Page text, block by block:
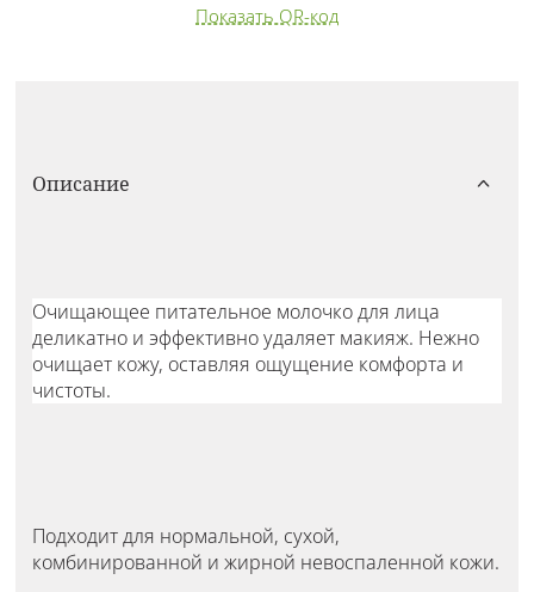
Показать QR-код
Описание
Очищающее питательное молочко для лица
деликатно и эффективно удаляет макияж. Нежно
очищает кожу, оставляя ощущение комфорта и
чистоты.
Подходит для нормальной, сухой,
комбинированной и жирной невоспаленной кожи.